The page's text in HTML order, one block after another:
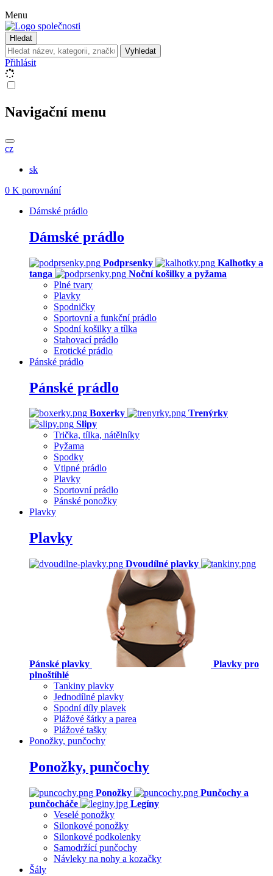
Menu
Hledat
Vyhledat
Přihlásit
Navigační menu
cz
sk
0 K porovnání
Dámské prádlo
Dámské prádlo
Podprsenky
Kalhotky a
tanga
Noční košilky a pyžama
Plné tvary
Plavky
Spodničky
Sportovní a funkční prádlo
Spodní košilky a tílka
Stahovací prádlo
Erotické prádlo
Pánské prádlo
Pánské prádlo
Boxerky
Trenýrky
Slipy
Trička, tílka, nátělníky
Pyžama
Spodky
Vtipné prádlo
Plavky
Sportovní prádlo
Pánské ponožky
Plavky
Plavky
Dvoudílné plavky
Pánské plavky
Plavky pro
plnoštíhlé
Tankiny plavky
Jednodílné plavky
Spodní díly plavek
Plážové šátky a parea
Plážové tašky
Ponožky, punčochy
Ponožky, punčochy
Ponožky
Punčochy a
punčocháče
Legíny
Veselé ponožky
Silonkové ponožky
Silonkové podkolenky
Samodržící punčochy
Návleky na nohy a kozačky
Šály